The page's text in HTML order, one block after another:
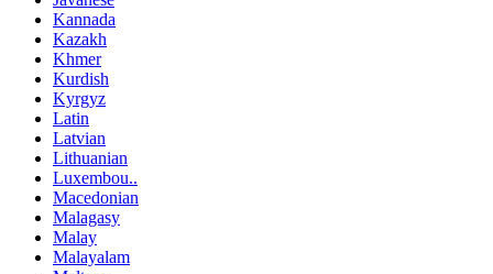
Kannada
Kazakh
Khmer
Kurdish
Kyrgyz
Latin
Latvian
Lithuanian
Luxembou..
Macedonian
Malagasy
Malay
Malayalam